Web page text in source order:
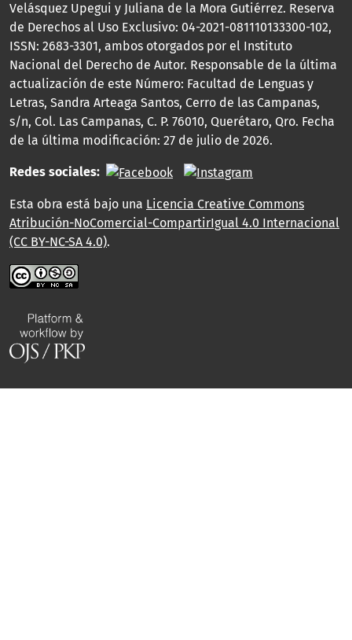
Velásquez Upegui y Juliana de la Mora Gutiérrez. Reserva
de Derechos al Uso Exclusivo: 04-2021-081110133300-102,
ISSN: 2683-3301, ambos otorgados por el Instituto
Nacional del Derecho de Autor. Responsable de la última
actualización de este Número: Facultad de Lenguas y
Letras, Sandra Arteaga Santos, Cerro de las Campanas,
s/n, Col. Las Campanas, C. P. 76010, Querétaro, Qro. Fecha
de la última modificación: 27 de julio de 2026.
Redes sociales:
Esta obra está bajo una Licencia Creative Commons
Atribución-NoComercial-CompartirIgual 4.0 Internacional
(CC BY-NC-SA 4.0).